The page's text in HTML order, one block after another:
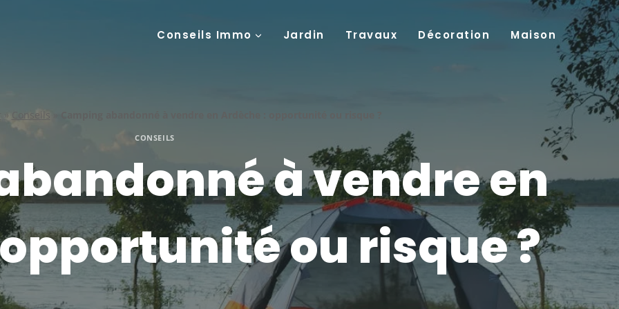
Conseils Immo Jardin Travaux Décoration Maison
» Conseils
CONSEILS
à vendre en
ou risque ?